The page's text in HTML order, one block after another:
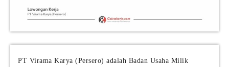
PT Virama Karya (Persero) adalah Badan Usaha Milik